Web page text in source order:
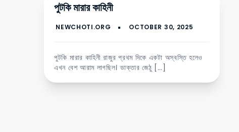
পুটকি মারার কাহিনী
পুটকি মারার কাহিনী রাজুর প্রথম দিকে একটা অস্বস্তি হলেও
এখন বেশ আরাম লাগছিল। ডাক্তার জেঠু […]